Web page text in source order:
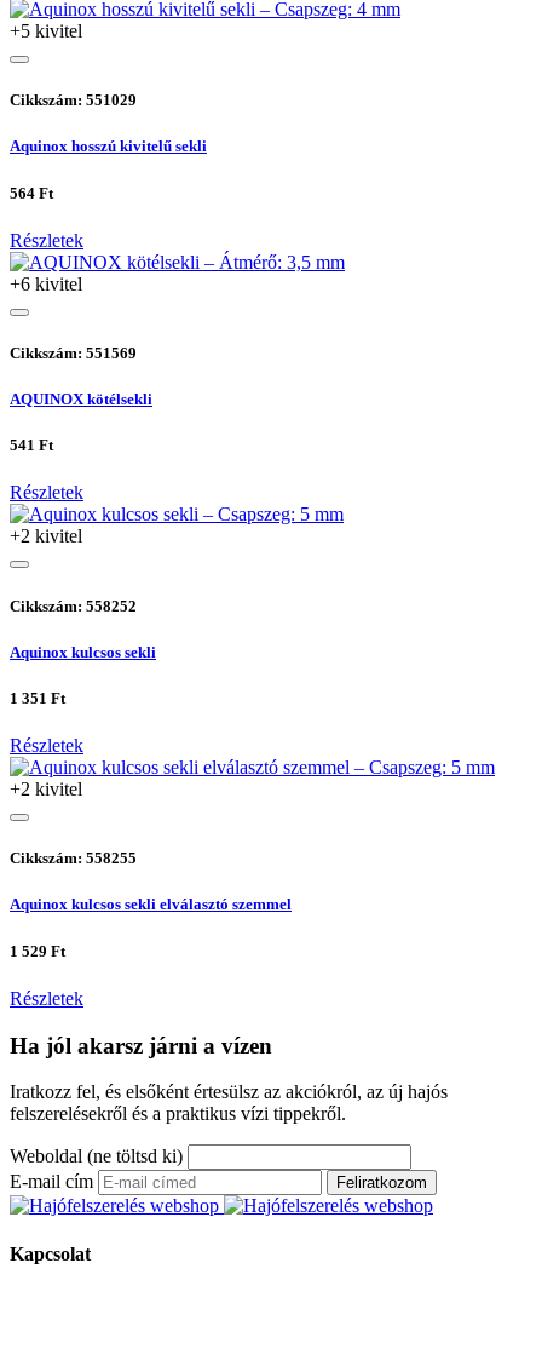
+5 kivitel
Cikkszám: 551029
Aquinox hosszú kivitelű sekli
564 Ft
Részletek
+6 kivitel
Cikkszám: 551569
AQUINOX kötélsekli
541 Ft
Részletek
+2 kivitel
Cikkszám: 558252
Aquinox kulcsos sekli
1 351 Ft
Részletek
+2 kivitel
Cikkszám: 558255
Aquinox kulcsos sekli elválasztó szemmel
1 529 Ft
Részletek
Ha jól akarsz járni a vízen
Iratkozz fel, és elsőként értesülsz az akciókról, az új hajós
felszerelésekről és a praktikus vízi tippekről.
Weboldal (ne töltsd ki)
E-mail cím
Feliratkozom
Kapcsolat